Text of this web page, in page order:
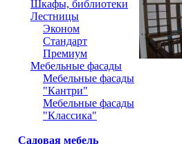
Шкафы, библиотеки
Лестницы
Эконом
Стандарт
Премиум
Мебельные фасады
Мебельные фасады
"Кантри"
Мебельные фасады
"Классика"
Садовая мебель